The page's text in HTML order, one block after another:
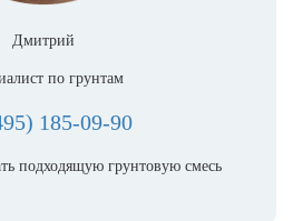
Дмитрий
по грунтам
185-09-90
подходящую грунтовую смесь